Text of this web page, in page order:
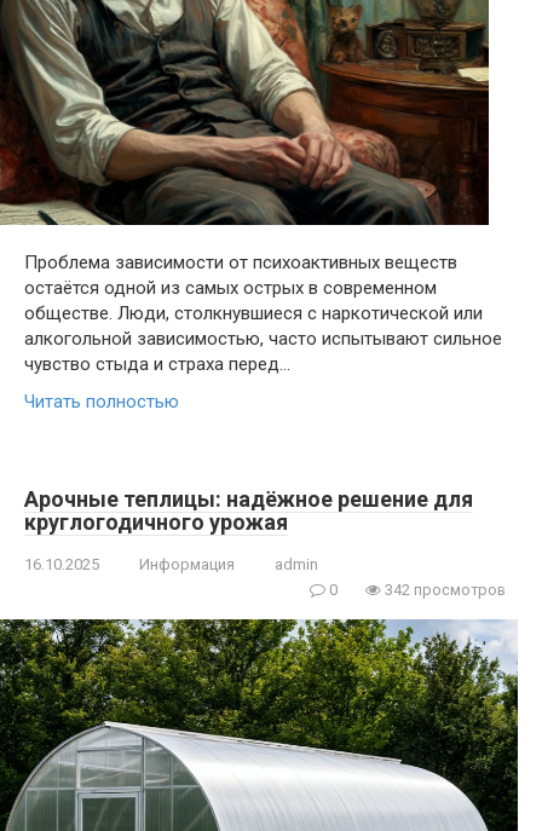
Проблема зависимости от психоактивных веществ
остаётся одной из самых острых в современном
обществе. Люди, столкнувшиеся с наркотической или
алкогольной зависимостью, часто испытывают сильное
чувство стыда и страха перед…
Читать полностью
Арочные теплицы: надёжное решение для
круглогодичного урожая
16.10.2025 Информация
admin
0
342 просмотров